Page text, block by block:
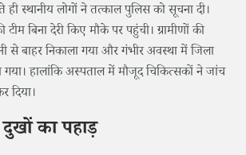
ही स्थानीय लोगों ने तत्काल पुलिस को सूचना दी।
बिना देरी किए मौके पर पहुंची। ग्रामीणों की
से बाहर निकाला गया और गंभीर अवस्था में जिला
हालांकि अस्पताल में मौजूद चिकित्सकों ने जांच
दिया।
दुखों का पहाड़